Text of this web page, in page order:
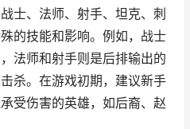
士、法师、射手、坦克、刺
的技能和影响。例如，战士
法师和射手则是后排输出的
杀。在游戏初期，建议新手
受伤害的英雄，如后裔、赵